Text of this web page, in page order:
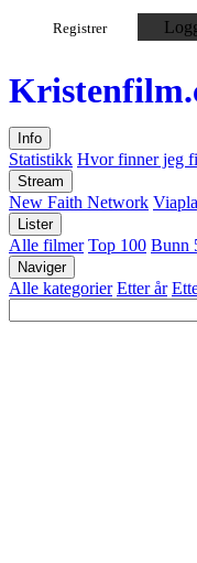
Registrer
Kristenfilm
Info
Statistikk Hvor finner jeg
Stream
New Faith Network
Lister
Alle filmer Top 100 Bunn
Naviger
Alle kategorier Etter år